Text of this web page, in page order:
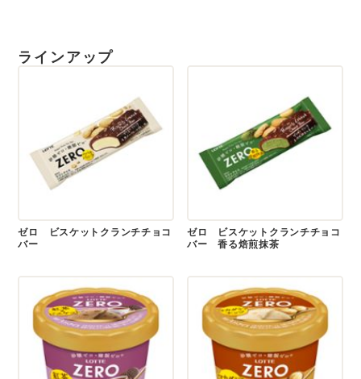
ラインアップ
ゼロ ビスケットクランチチョコ
バー
ゼロ ビスケットクランチチョコ
バー 香る焙煎抹茶